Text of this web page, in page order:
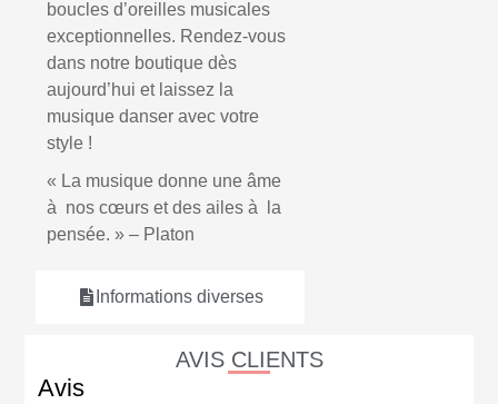
Informations diverses
boucles d’oreilles musicales
exceptionnelles. Rendez-vous
dans notre boutique dès
aujourd’hui et laissez la
musique danser avec votre
style !
« La musique donne une âme
à nos cœurs et des ailes à la
pensée. » – Platon
AVIS CLIENTS
Avis